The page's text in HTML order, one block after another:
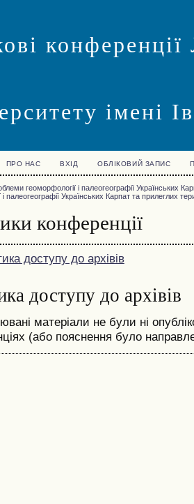
конференції
імені
ПРО НАС ВХІД ОБЛІКОВИЙ ЗАПИС
геоморфології і палеогеографії Українських
і палеогеографії Українських Карпат та прилеглих
конференції
доступу до архівів
доступу до архівів
матеріали не були ні
(або пояснення було